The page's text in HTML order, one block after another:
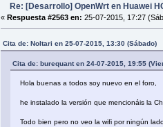
Re: [Desarrollo] OpenWrt en Huawei
« Respuesta #2563 en: 25-07-2015, 17:27
Cita de: Noltari en 25-07-2015, 13:30 (Sábado)
Cita de: burequant en 24-07-2015, 19:55
Hola buenas a todos soy nuevo en el foro,
he instalado la versión que mencionáis la
Todo bien pero no veo la wifi por ningún